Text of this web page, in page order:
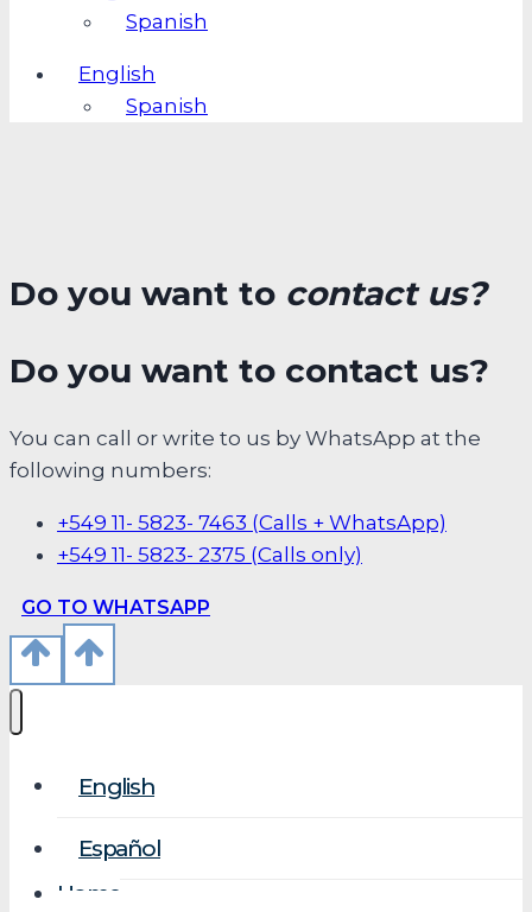
Spanish
English
Spanish
Do you want to contact us?
Do you want to contact us?
You can call or write to us by WhatsApp at the
following numbers:
+549 11- 5823- 7463 (Calls + WhatsApp)
+549 11- 5823- 2375 (Calls only)
GO TO WHATSAPP
English
Español
Home